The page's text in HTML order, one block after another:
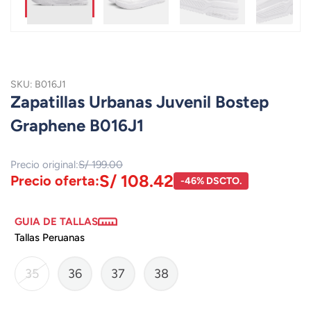
SKU: B016J1
Zapatillas Urbanas Juvenil Bostep
Graphene B016J1
Precio original:S/ 199.00
Precio oferta:S/ 108.42 -46% DSCTO.
GUIA DE TALLAS
Tallas Peruanas
35 36 37 38